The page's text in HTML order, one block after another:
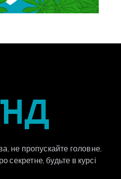
не пропускайте головне,
секретне, будьте в курсі